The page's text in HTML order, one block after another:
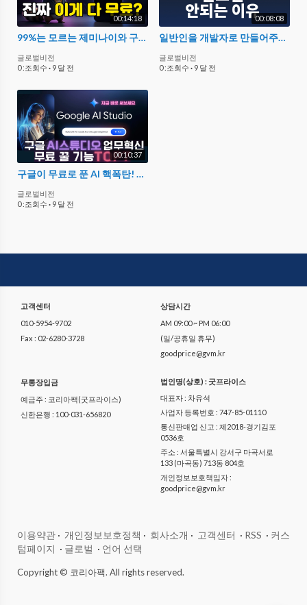
00:14:18
99%는 모르는 제미나이와 구글 AI 무료 꿀팁 10가지 (35만원 절약)
글로벌비전
0 :조회수 · 9 달 전
00:08:08
일반인을 개발자로 만들어주는 최고의 AI 코딩도구 Gemini 3 안티그래비티
글로벌비전
0 :조회수 · 9 달 전
00:10:37
구글이 무료로 푼 AI 핵폭탄! Google AI Studio × Gemini 실전 활용 TOP7
글로벌비전
0 :조회수 · 9 달 전
고객센터
010-5954-9702
Fax : 02-6280-3728
상담시간
AM 09:00 ~ PM 06:00
(일/공휴일 휴무)
goodprice@gvm.kr
무통장입금
예금주 : 코리아팩(굿프라이스)
신한은행 : 100-031-656820
법인명(상호) : 굿프라이스
대표자 : 차유석
사업자 등록번호 : 747-85-01110
통신판매업 신고 : 제2018-경기김포
0536호
주소 : 서울특별시 강서구 마곡서로
133 (마곡동) 713동 804호
개인정보보호책임자 :
goodprice@gvm.kr
이용약관 · 개인정보보호정책 · 회사소개 · 고객센터 · RSS · 커스
텀페이지 · 글로벌 · 언어 선택
Copyright © 코리아팩. All rights reserved.